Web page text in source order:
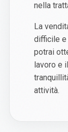
nella
La
difficile e
potrai
lavoro e
attività.